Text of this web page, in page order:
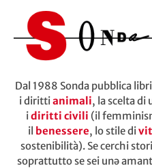
Dal 1988 Sonda pubblica
i dirittianimali, la scelta di
idiritti civili (il
il benessere, lo stile di
sostenibilità). Se cerchi
soprattutto se sei unə